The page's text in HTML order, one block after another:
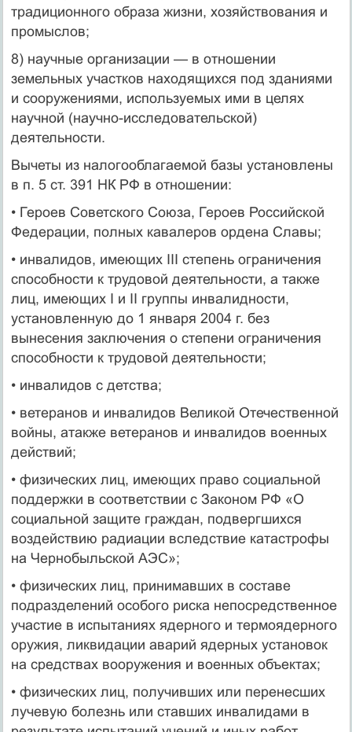
традицион­ного образа жизни, хозяйствования и
промыслов;
8) научные организации — в отношении
земельных участков находящихся под зданиями
и сооружениями, используемых ими в целях
научной (научно-исследовательской)
деятельности.
Вычеты из налогооблагаемой базы установлены
в п. 5 ст. 391 НК РФ в отношении:
• Героев Советского Союза, Героев Российской
Федерации, полных кавалеров ордена Славы;
• инвалидов, имеющих III степень ограничения
способности к трудовой деятельности, а также
лиц, имеющих I и II группы инвалидности,
установленную до 1 января 2004 г. без
вынесения заключения о степени ограничения
способности к трудовой деятельности;
• инвалидов с детства;
• ветеранов и инвалидов Великой Отечественной
войны, атакже ветеранов и инвалидов военных
действий;
• физических лиц, имеющих право социальной
поддержки в соответствии с Законом РФ «О
социальной защите граждан, подвергшихся
воздействию радиации вследствие катастрофы
на Чернобыльской АЭС»;
• физических лиц, принимавших в составе
подразделений особого риска непосредственное
участие в испытаниях ядерного и термоядерного
оружия, ликвидации аварий ядерных установок
на средствах вооружения и военных объектах;
• физических лиц, получивших или перенесших
лучевую болезнь или ставших инвалидами в